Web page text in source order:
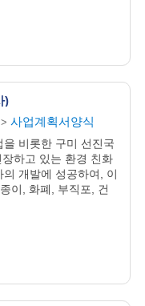
)
> 사업계획서양식
비롯한 구미 선진국
하고 있는 환경 친화
의 개발에 성공하여, 이
이, 화폐, 부직포, 건